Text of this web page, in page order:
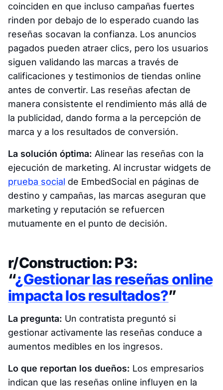
coinciden en que incluso campañas fuertes
rinden por debajo de lo esperado cuando las
reseñas socavan la confianza. Los anuncios
pagados pueden atraer clics, pero los usuarios
siguen validando las marcas a través de
calificaciones y testimonios de tiendas online
antes de convertir. Las reseñas afectan de
manera consistente el rendimiento más allá de
la publicidad, dando forma a la percepción de
marca y a los resultados de conversión.
La solución óptima: Alinear las reseñas con la
ejecución de marketing. Al incrustar widgets de
prueba social de EmbedSocial en páginas de
destino y campañas, las marcas aseguran que
marketing y reputación se refuercen
mutuamente en el punto de decisión.
r/Construction: P3:
“¿Gestionar las reseñas online
impacta los resultados?”
La pregunta: Un contratista preguntó si
gestionar activamente las reseñas conduce a
aumentos medibles en los ingresos.
Lo que reportan los dueños: Los empresarios
indican que las reseñas online influyen en la